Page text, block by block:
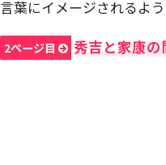
言葉にイメージされるよ
2ページ目 秀吉と家康